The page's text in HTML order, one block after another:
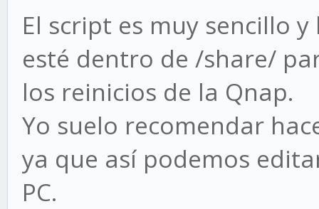
El script es muy sencillo
esté dentro de /share/
los reinicios de la Qnap.
Yo suelo recomendar
ya que así podemos
PC.